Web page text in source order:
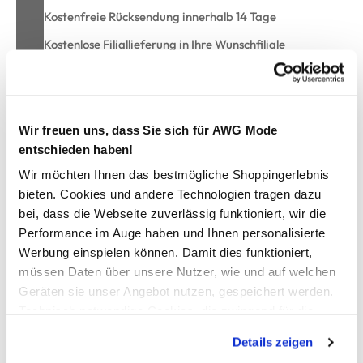
Wir freuen uns, dass Sie sich für AWG Mode
entschieden haben!
Wir möchten Ihnen das bestmögliche Shoppingerlebnis
bieten. Cookies und andere Technologien tragen dazu
bei, dass die Webseite zuverlässig funktioniert, wir die
Performance im Auge haben und Ihnen personalisierte
Werbung einspielen können. Damit dies funktioniert,
müssen Daten über unsere Nutzer, wie und auf welchen
Geräten sie unser Angebot nutzen, gespeichert werden.
werden, werden bei der Nutzung der Webseite auf jeden
Details zeigen
Kostenfreie Rücksendung innerhalb 14 Tage
Kostenlose Filiallieferung in Ihre Wunschfiliale
Damen Blouson im Materialmix
Hübscher Jerseyblouson von Lisa Tossa
Angesetzte Kapuze aus Nylonmaterial mit Bändeln
Mit Reißverschluss zu schließen
Zwei Eingrifftaschen
Raffung am Bund im Rücken